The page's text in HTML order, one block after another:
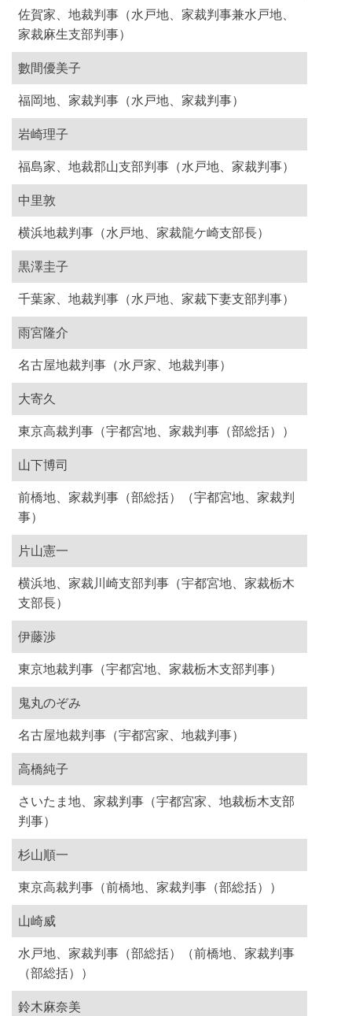
佐賀家、地裁判事（水戸地、家裁判事兼水戸地、
家裁麻生支部判事）
數間優美子
福岡地、家裁判事（水戸地、家裁判事）
岩崎理子
福島家、地裁郡山支部判事（水戸地、家裁判事）
中里敦
横浜地裁判事（水戸地、家裁龍ケ崎支部長）
黒澤圭子
千葉家、地裁判事（水戸地、家裁下妻支部判事）
雨宮隆介
名古屋地裁判事（水戸家、地裁判事）
大寄久
東京高裁判事（宇都宮地、家裁判事（部総括））
山下博司
前橋地、家裁判事（部総括）（宇都宮地、家裁判
事）
片山憲一
横浜地、家裁川崎支部判事（宇都宮地、家裁栃木
支部長）
伊藤渉
東京地裁判事（宇都宮地、家裁栃木支部判事）
鬼丸のぞみ
名古屋地裁判事（宇都宮家、地裁判事）
高橋純子
さいたま地、家裁判事（宇都宮家、地裁栃木支部
判事）
杉山順一
東京高裁判事（前橋地、家裁判事（部総括））
山崎威
水戸地、家裁判事（部総括）（前橋地、家裁判事
（部総括））
鈴木麻奈美